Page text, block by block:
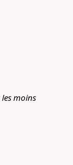
moins